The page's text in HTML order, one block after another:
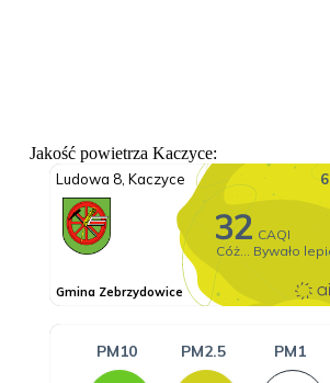
Jakość powietrza Kaczyce: